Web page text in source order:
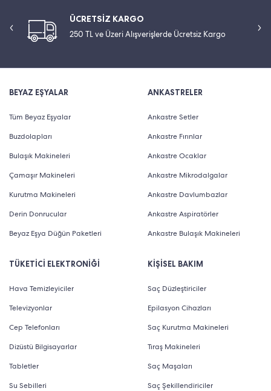
ÜCRETSİZ KARGO
250 TL ve Üzeri Alışverişlerde Ücretsiz Kargo
BEYAZ EŞYALAR
Tüm Beyaz Eşyalar
Buzdolapları
Bulaşık Makineleri
Çamaşır Makineleri
Kurutma Makineleri
Derin Donrucular
Beyaz Eşya Düğün Paketleri
TÜKETİCİ ELEKTRONİĞİ
Hava Temizleyiciler
Televizyonlar
Cep Telefonları
Dizüstü Bilgisayarlar
Tabletler
Su Sebilleri
ANKASTRELER
Ankastre Setler
Ankastre Fırınlar
Ankastre Ocaklar
Ankastre Mikrodalgalar
Ankastre Davlumbazlar
Ankastre Aspiratörler
Ankastre Bulaşık Makineleri
KİŞİSEL BAKIM
Saç Düzleştiriciler
Epilasyon Cihazları
Saç Kurutma Makineleri
Tıraş Makineleri
Saç Maşaları
Saç Şekillendiriciler